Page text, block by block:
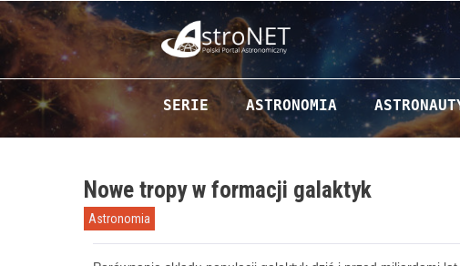
Przejdź do zawartości
SERIE ASTRONOMIA
Nowe tropy w formacji galaktyk
Astronomia